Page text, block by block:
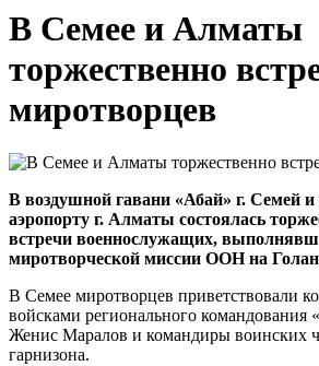
В Семее и Алматы
торжественно
миротворцев
В воздушной гавани «Абай» г. Семей
аэропорту г. Алматы состоялась
встречи военнослужащих,
миротворческой миссии ООН на
В Семее миротворцев приветствовали
войсками регионального командования
Женис Маралов и командиры воинских
гарнизона.